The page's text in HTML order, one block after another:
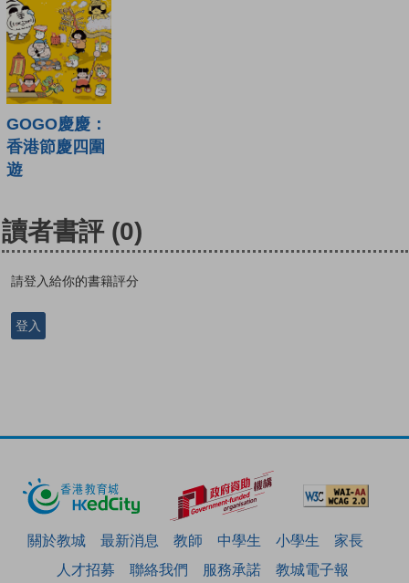
GOGO慶慶：
香港節慶四圍
遊
讀者書評 (0)
請登入給你的書籍評分
登入
關於教城 最新消息 教師 中學生 小學生
家長
人才招募
聯絡我們 服務承諾 教城電子報